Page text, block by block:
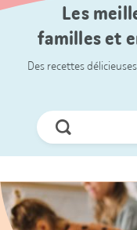
Les
familles et
Des recettes
Chercher